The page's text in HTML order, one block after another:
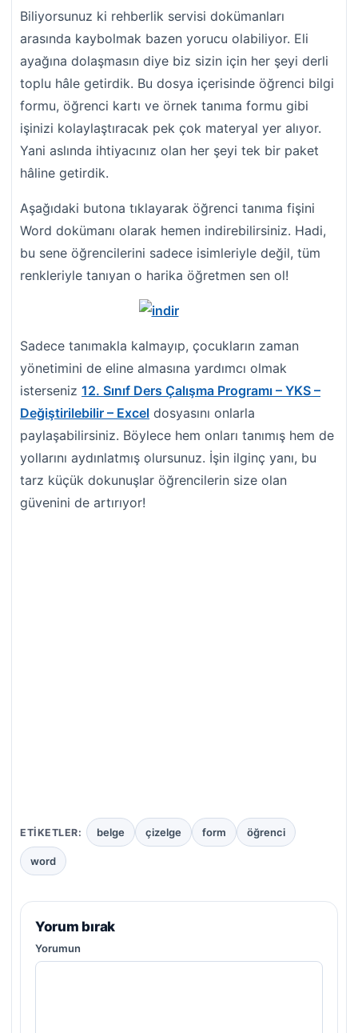
Biliyorsunuz ki rehberlik servisi dokümanları
arasında kaybolmak bazen yorucu olabiliyor. Eli
ayağına dolaşmasın diye biz sizin için her şeyi derli
toplu hâle getirdik. Bu dosya içerisinde öğrenci bilgi
formu, öğrenci kartı ve örnek tanıma formu gibi
işinizi kolaylaştıracak pek çok materyal yer alıyor.
Yani aslında ihtiyacınız olan her şeyi tek bir paket
hâline getirdik.
Aşağıdaki butona tıklayarak öğrenci tanıma fişini
Word dokümanı olarak hemen indirebilirsiniz. Hadi,
bu sene öğrencilerini sadece isimleriyle değil, tüm
renkleriyle tanıyan o harika öğretmen sen ol!
Sadece tanımakla kalmayıp, çocukların zaman
yönetimini de eline almasına yardımcı olmak
isterseniz 12. Sınıf Ders Çalışma Programı – YKS –
Değiştirilebilir – Excel dosyasını onlarla
paylaşabilirsiniz. Böylece hem onları tanımış hem de
yollarını aydınlatmış olursunuz. İşin ilginç yanı, bu
tarz küçük dokunuşlar öğrencilerin size olan
güvenini de artırıyor!
ETIKETLER: belge çizelge form öğrenci
word
Yorum bırak
Yorumun